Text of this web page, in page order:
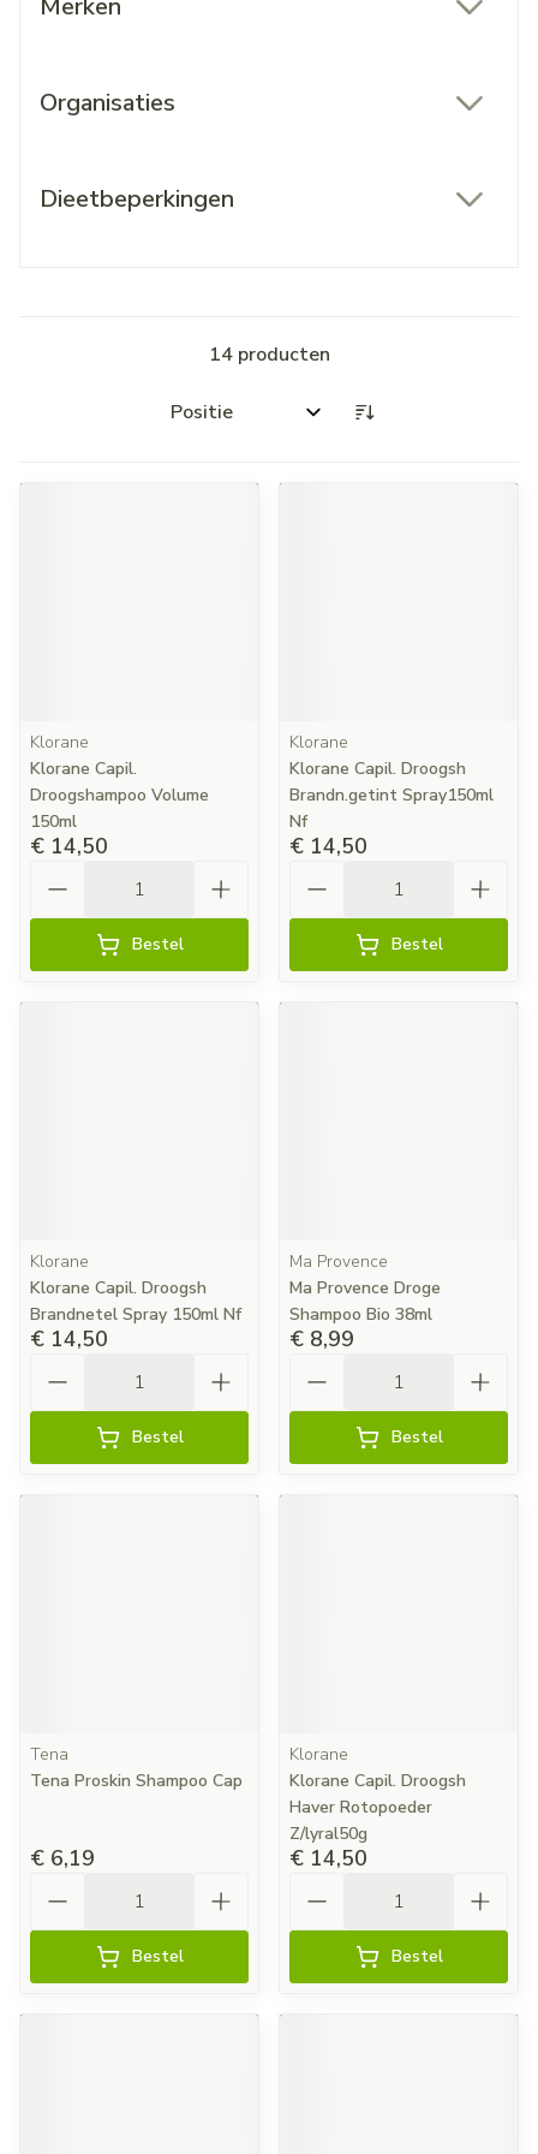
Merken
Organisaties
Dieetbeperkingen
14producten
Sorteer op:
Klorane
Klorane Capil.
Droogshampoo Volume
150ml
€ 14,50
Bestel
Klorane
Klorane Capil. Droogsh
Brandn.getint Spray150ml
Nf
€ 14,50
Bestel
Klorane
Klorane Capil. Droogsh
Brandnetel Spray 150ml Nf
€ 14,50
Bestel
Ma Provence
Ma Provence Droge
Shampoo Bio 38ml
€ 8,99
Bestel
Tena
Tena Proskin Shampoo Cap
€ 6,19
Bestel
Klorane
Klorane Capil. Droogsh
Haver Rotopoeder
Z/lyral50g
€ 14,50
Bestel